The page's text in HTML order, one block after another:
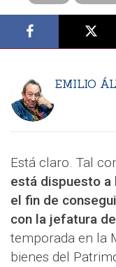
EMILIO
Está claro. Tal
está dispuesto a
el fin de
con la jefatura
temporada en la
bienes del